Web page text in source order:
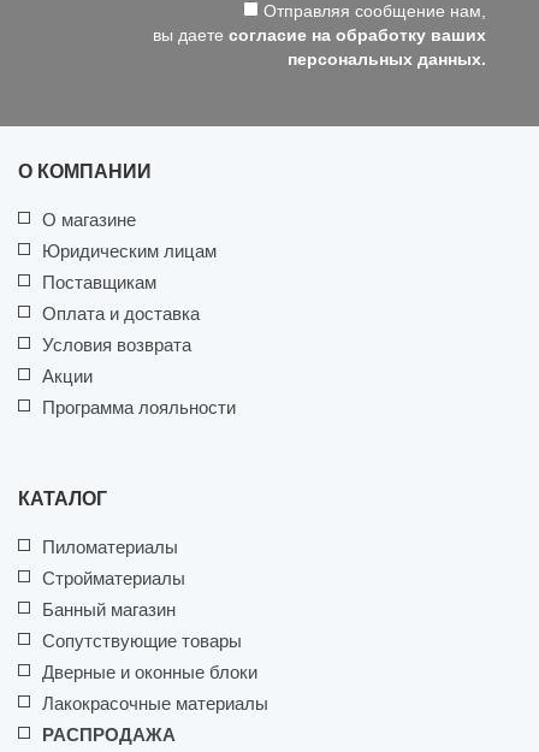
Отправляя сообщение нам,
вы даете согласие на обработку ваших
персональных данных.
О КОМПАНИИ
О магазине
Юридическим лицам
Поставщикам
Оплата и доставка
Условия возврата
Акции
Программа лояльности
КАТАЛОГ
Пиломатериалы
Стройматериалы
Банный магазин
Сопутствующие товары
Дверные и оконные блоки
Лакокрасочные материалы
РАСПРОДАЖА